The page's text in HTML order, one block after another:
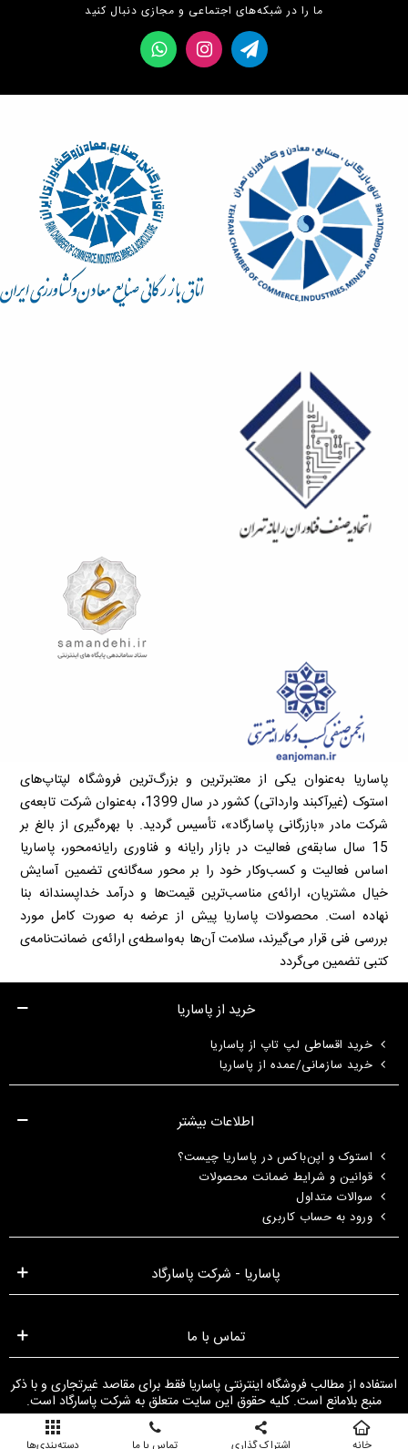
ما را در شبکه‌های اجتماعی و مجازی دنبال کنید
پاساریا به‌عنوان یکی از معتبرترین و بزرگ‌ترین فروشگاه لپتاپ‌های
استوک (غیرآکبند وارداتی) کشور در سال 1399، به‌عنوان شرکت تابعه‌ی
شرکت مادر «بازرگانی پاسارگاد»، تأسیس گردید. با بهره‌گیری از بالغ بر
15 سال سابقه‌ی فعالیت در بازار رایانه و فناوری رایانه‌محور، پاساریا
اساس فعالیت و کسب‌وکار خود را بر محور سه‌گانه‌ی تضمین آسایش
خیال مشتریان، ارائه‌ی مناسب‌ترین قیمت‌ها و درآمد خداپسندانه بنا
نهاده است. محصولات پاساریا پیش از عرضه به صورت کامل مورد
بررسی فنی قرار می‌گیرند، سلامت آن‌ها به‌واسطه‌ی ارائه‌ی ضمانت‌نامه‌ی
کتبی تضمین می‌گردد
خرید از پاساریا
خرید اقساطی لپ تاپ از پاساریا
خرید سازمانی/عمده از پاساریا
اطلاعات بیشتر
استوک و اپن‌باکس در پاساریا چیست؟
قوانین و شرایط ضمانت محصولات
سوالات متداول
ورود به حساب کاربری
پاساریا - شرکت پاسارگاد
تماس با ما
استفاده از مطالب فروشگاه اینترنتی پاساریا فقط برای مقاصد غیرتجاری و با ذکر
منبع بلامانع است. کلیه حقوق این سایت متعلق به شرکت پاسارگاد است.